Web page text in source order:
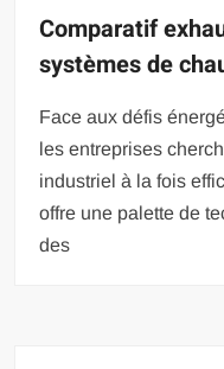
Comparatif
systèmes de
Face aux défis
les entreprises
industriel à la fois
offre une palette de
des